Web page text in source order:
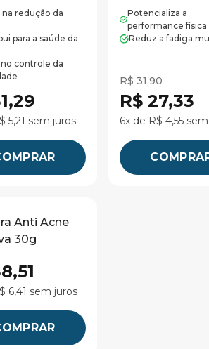
na redução da
para a saúde da
controle da
5,21 sem juros
Potencializa a
performance física
Reduz a fadiga
R$ 31,90
R$ 27,33
6x de R$ 4,55
Anti Acne
30g
6,41 sem juros